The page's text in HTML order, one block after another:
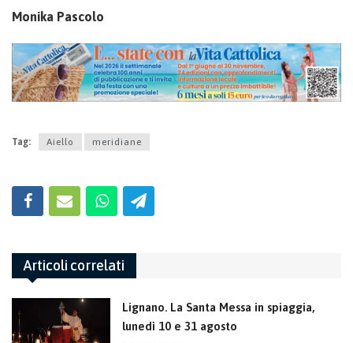
Monika Pascolo
Tag: Aiello meridiane
Articoli correlati
Lignano. La Santa Messa in spiaggia,
lunedì 10 e 31 agosto